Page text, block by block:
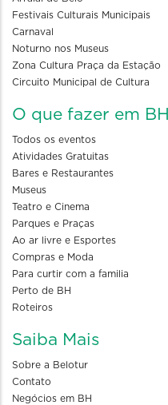
Festivais Culturais Municipais
Carnaval
Noturno nos Museus
Zona Cultura Praça da Estação
Circuito Municipal de Cultura
O que fazer em BH
Todos os eventos
Atividades Gratuitas
Bares e Restaurantes
Museus
Teatro e Cinema
Parques e Praças
Ao ar livre e Esportes
Compras e Moda
Para curtir com a familia
Perto de BH
Roteiros
Saiba Mais
Sobre a Belotur
Contato
Negócios em BH